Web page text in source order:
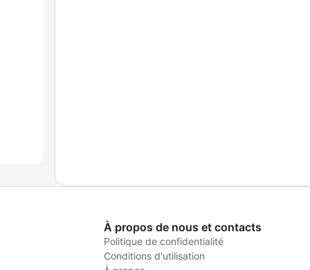
À propos de nous et contacts
Politique de confidentialité
Conditions d'utilisation